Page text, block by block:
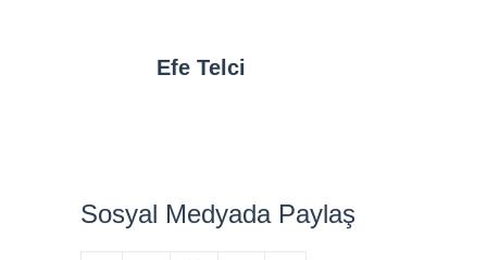
Efe Telci
Sosyal Medyada Paylaş